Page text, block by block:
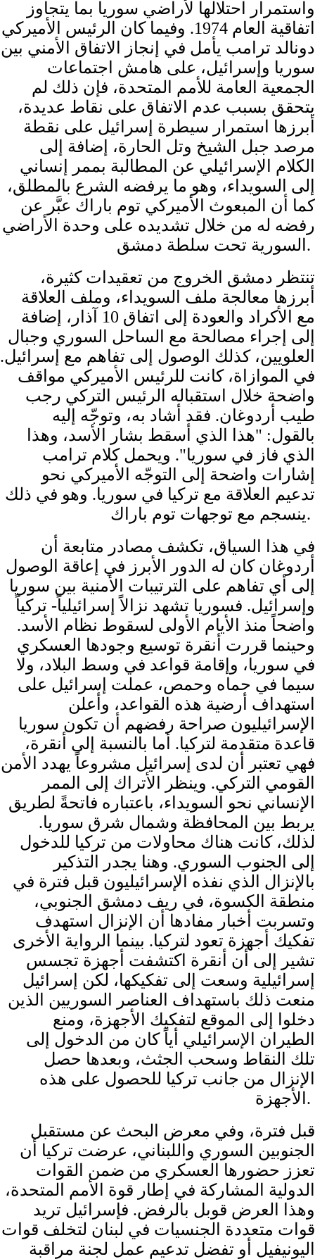
واستمرار احتلالها لأراضي سوريا بما يتجاوز
اتفاقية العام 1974. وفيما كان الرئيس الأميركي
دونالد ترامب يأمل في إنجاز الاتفاق الأمني بين
سوريا وإسرائيل، على هامش اجتماعات
الجمعية العامة للأمم المتحدة، فإن ذلك لم
يتحقق بسبب عدم الاتفاق على نقاط عديدة،
أبرزها استمرار سيطرة إسرائيل على نقطة
مرصد جبل الشيخ وتل الحارة، إضافة إلى
الكلام الإسرائيلي عن المطالبة بممر إنساني
إلى السويداء، وهو ما يرفضه الشرع بالمطلق،
كما أن المبعوث الأميركي توم باراك عبَّر عن
رفضه له من خلال تشديده على وحدة الأراضي
السورية تحت سلطة دمشق.
تنتظر دمشق الخروج من تعقيدات كثيرة،
أبرزها معالجة ملف السويداء، وملف العلاقة
مع الأكراد والعودة إلى اتفاق 10 آذار، إضافة
إلى إجراء مصالحة مع الساحل السوري وجبال
العلويين، كذلك الوصول إلى تفاهم مع إسرائيل.
في الموازاة، كانت للرئيس الأميركي مواقف
واضحة خلال استقباله الرئيس التركي رجب
طيب أردوغان. فقد أشاد به، وتوجّه إليه
بالقول: "هذا الذي أسقط بشار الأسد، وهذا
الذي فاز في سوريا". ويحمل كلام ترامب
إشارات واضحة إلى التوجّه الأميركي نحو
تدعيم العلاقة مع تركيا في سوريا. وهو في ذلك
ينسجم مع توجهات توم باراك.
في هذا السياق، تكشف مصادر متابعة أن
أردوغان كان له الدور الأبرز في إعاقة الوصول
إلى أي تفاهم على الترتيبات الأمنية بين سوريا
وإسرائيل. فسوريا تشهد نزالاً إسرائيلياً- تركياً
واضحاً منذ الأيام الأولى لسقوط نظام الأسد.
وحينما قررت أنقرة توسيع وجودها العسكري
في سوريا، وإقامة قواعد في وسط البلاد، ولا
سيما في حماه وحمص، عملت إسرائيل على
استهداف أرضية هذه القواعد، وأعلن
الإسرائيليون صراحة رفضهم أن تكون سوريا
قاعدة متقدمة لتركيا. أما بالنسبة إلى أنقرة،
فهي تعتبر أن لدى إسرائيل مشروعاً يهدد الأمن
القومي التركي. وينظر الأتراك إلى الممر
الإنساني نحو السويداء، باعتباره فاتحةً لطريق
يربط بين المحافظة وشمال شرق سوريا.
لذلك، كانت هناك محاولات من تركيا للدخول
إلى الجنوب السوري. وهنا يجدر التذكير
بالإنزال الذي نفذه الإسرائيليون قبل فترة في
منطقة الكسوة، في ريف دمشق الجنوبي،
وتسربت أخبار مفادها أن الإنزال استهدف
تفكيك أجهزة تعود لتركيا. بينما الرواية الأخرى
تشير إلى أن أنقرة اكتشفت أجهزة تجسس
إسرائيلية وسعت إلى تفكيكها، لكن إسرائيل
منعت ذلك باستهداف العناصر السوريين الذين
دخلوا إلى الموقع لتفكيك الأجهزة، ومنع
الطيران الإسرائيلي أياً كان من الدخول إلى
تلك النقاط وسحب الجثث، وبعدها حصل
الإنزال من جانب تركيا للحصول على هذه
الأجهزة.
قبل فترة، وفي معرض البحث عن مستقبل
الجنوبين السوري واللبناني، عرضت تركيا أن
تعزز حضورها العسكري من ضمن القوات
الدولية المشاركة في إطار قوة الأمم المتحدة،
وهذا العرض قوبل بالرفض. فإسرائيل تريد
قوات متعددة الجنسيات في لبنان لتخلف قوات
اليونيفيل أو تفضل تدعيم عمل لجنة مراقبة